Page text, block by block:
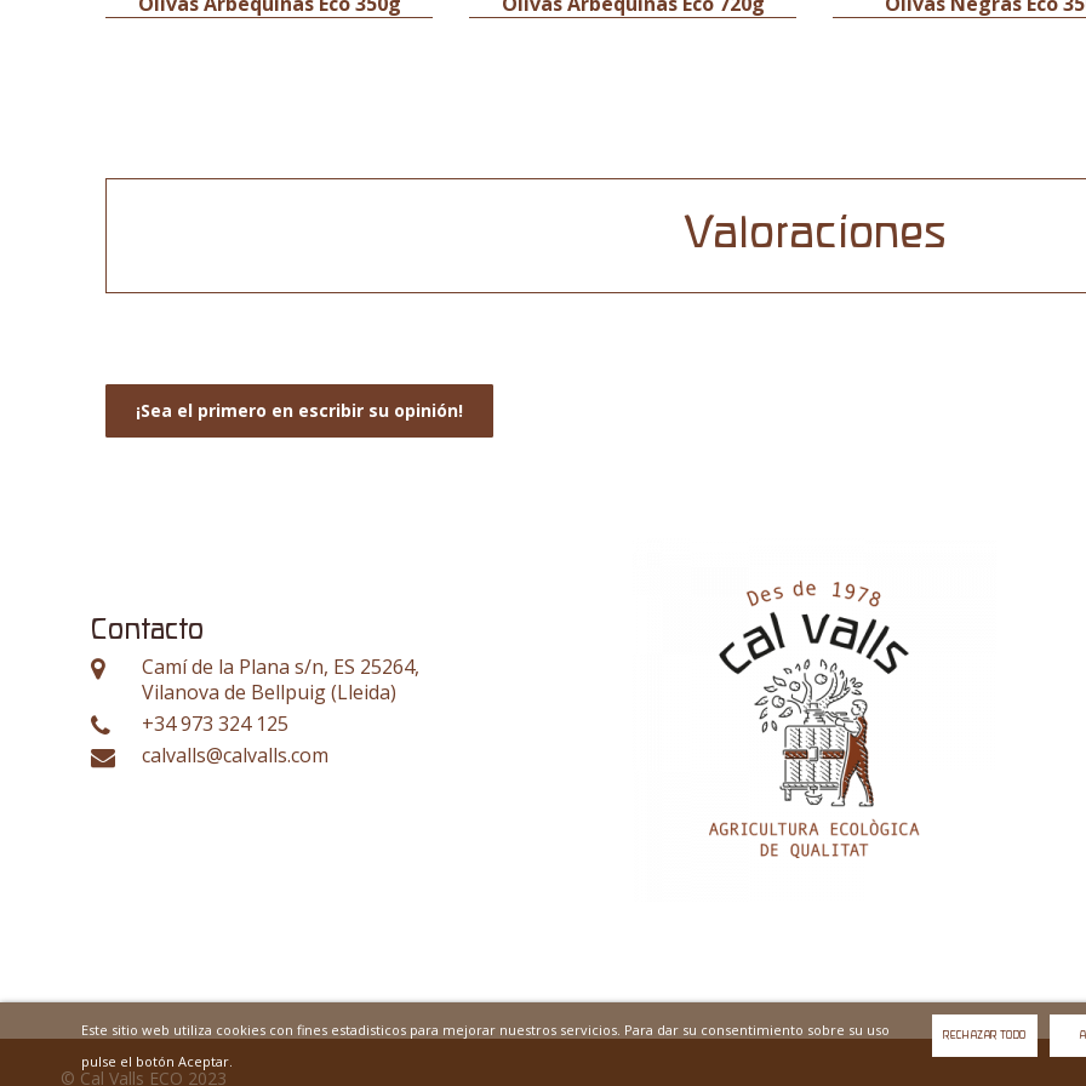
Valoraciones
¡Sea el primero en escribir su opinión!
Contacto
Camí de la Plana s/n, ES 25264,
Vilanova de Bellpuig (Lleida)
+34 973 324 125
calvalls@calvalls.com
Este sitio web utiliza cookies con fines estadisticos para mejorar nuestros servicios. Para dar su consentimiento sobre su uso
pulse el botón Aceptar.
RECHAZAR TODO
© Cal Valls ECO 2023